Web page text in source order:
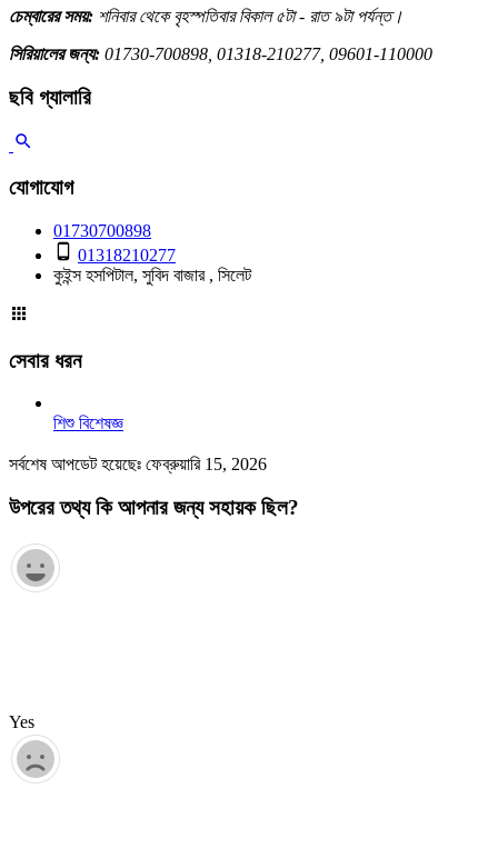
চেম্বারের সময়: শনিবার থেকে বৃহস্পতিবার বিকাল ৫টা - রাত ৯টা পর্যন্ত।
সিরিয়ালের জন্য: 01730-700898, 01318-210277, 09601-110000
ছবি গ্যালারি
যোগাযোগ
01730700898
01318210277
কুইন্স হসপিটাল, সুবিদ বাজার , সিলেট
সেবার ধরন
শিশু বিশেষজ্ঞ
সর্বশেষ আপডেট হয়েছেঃ ফেব্রুয়ারি 15, 2026
উপরের তথ্য কি আপনার জন্য সহায়ক ছিল?
Yes